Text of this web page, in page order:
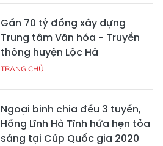
Gần 70 tỷ đồng xây dựng
Trung tâm Văn hóa - Truyền
thông huyện Lộc Hà
TRANG CHỦ
Ngoại binh chia đều 3 tuyến,
Hồng Lĩnh Hà Tĩnh hứa hẹn tỏa
sáng tại Cúp Quốc gia 2020